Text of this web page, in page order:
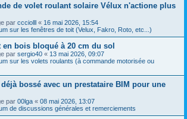
de volet roulant solaire Vélux n'actione plus
par ccciolll « 16 mai 2026, 15:54
sur les fenêtres de toit (Velux, Fakro, Roto, etc...)
bois bloqué à 20 cm du sol
par sergio40 « 13 mai 2026, 09:07
sur les volets roulants (à commande motorisée ou
bossé avec un prestataire BIM pour une
par 00lga « 08 mai 2026, 13:07
de discussions générales et remerciements